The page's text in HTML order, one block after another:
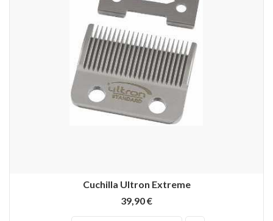
Cuchilla Ultron Extreme
39,90 €